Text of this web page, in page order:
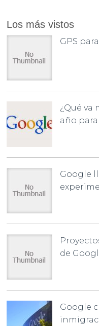
Los más vistos
GPS
¿Qué va
año
Google
de
Google